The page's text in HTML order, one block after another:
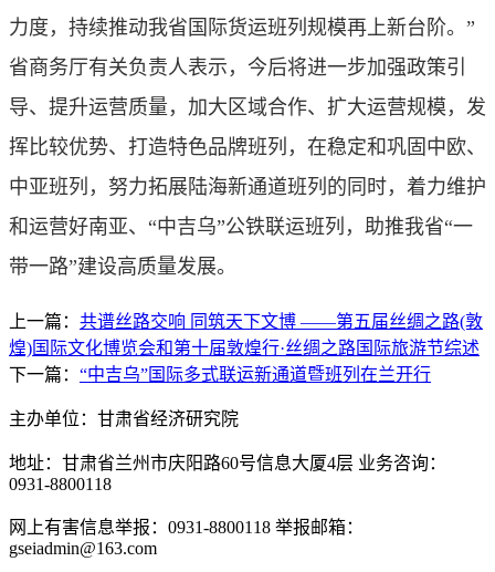
力度，持续推动我省国际货运班列规模再上新台阶。”
省商务厅有关负责人表示，今后将进一步加强政策引
导、提升运营质量，加大区域合作、扩大运营规模，发
挥比较优势、打造特色品牌班列，在稳定和巩固中欧、
中亚班列，努力拓展陆海新通道班列的同时，着力维护
和运营好南亚、“中吉乌”公铁联运班列，助推我省“一
带一路”建设高质量发展。
上一篇： 共谱丝路交响 同筑天下文博 ——第五届丝绸之路(敦
煌)国际文化博览会和第十届敦煌行·丝绸之路国际旅游节综述
下一篇： “中吉乌”国际多式联运新通道暨班列在兰开行
主办单位：甘肃省经济研究院
地址：甘肃省兰州市庆阳路60号信息大厦4层 业务咨询：
0931-8800118
网上有害信息举报：0931-8800118 举报邮箱：
gseiadmin@163.com